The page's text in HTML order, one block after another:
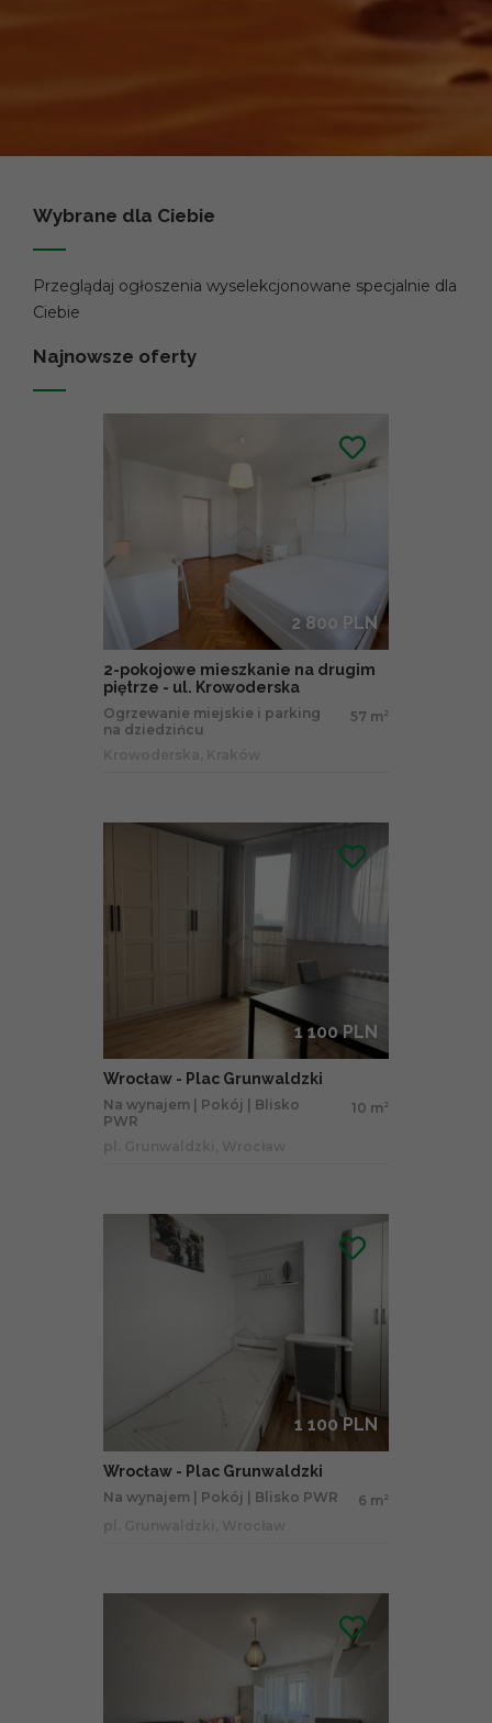
Wybrane dla Ciebie
Przeglądaj ogłoszenia wyselekcjonowane specjalnie dla
Ciebie
Najnowsze oferty
2 800 PLN
2-pokojowe mieszkanie na drugim
piętrze - ul. Krowoderska
Ogrzewanie miejskie i parking
na dziedzińcu
57 m 2
1 100 PLN
Wrocław - Plac Grunwaldzki
Na wynajem | Pokój | Blisko
PWR
10 m 2
1 100 PLN
Wrocław - Plac Grunwaldzki
Na wynajem | Pokój | Blisko PWR 6 m 2